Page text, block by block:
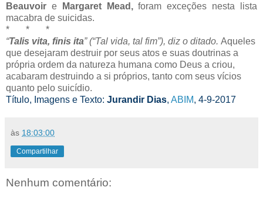
Beauvoir e Margaret Mead,foram exceções nesta lista
macabra de suicidas.
* * *
“Talis vita, finis ita” (“Tal vida, tal fim”), diz o ditado. Aqueles
que desejaram destruir por seus atos e suas doutrinas a
própria ordem da natureza humana como Deus a criou,
acabaram destruindo a si próprios, tanto com seus vícios
quanto pelo suicídio.
Título, Imagens e Texto: Jurandir Dias, ABIM, 4-9-2017
às 18:03:00
Compartilhar
Nenhum comentário: